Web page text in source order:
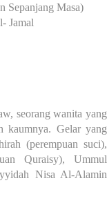
Masa)
Jamal
seorang wanita yang
kaumnya. Gelar yang
(perempuan suci),
Quraisy), Ummul
Nisa Al-Alamin